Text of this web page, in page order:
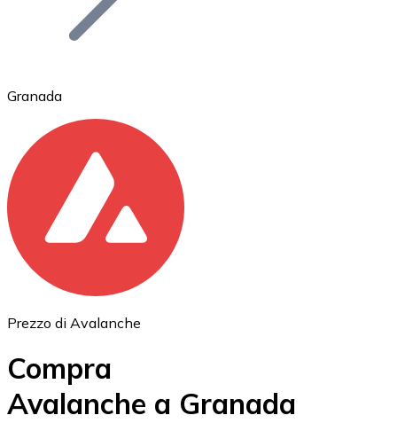
Ethereum
ETH
Granada
Prezzo di Avalanche
Compra
Avalanche a Granada